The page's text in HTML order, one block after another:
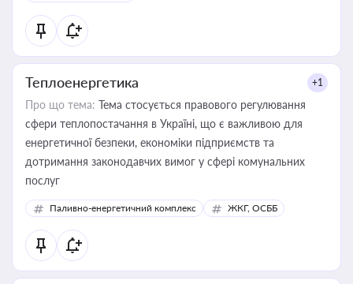
Теплоенергетика +1
Про що тема: Тема стосується правового регулювання
сфери теплопостачання в Україні, що є важливою для
енергетичної безпеки, економіки підприємств та
дотримання законодавчих вимог у сфері комунальних
послуг
Паливно-енергетичний комплекс ЖКГ, ОСББ